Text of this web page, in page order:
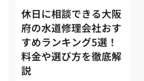
休日に相談できる大阪
府の水道修理会社おす
すめランキング5選！
料金や選び方を徹底解
説